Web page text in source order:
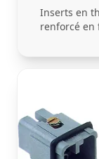
Inserts en
renforcé en